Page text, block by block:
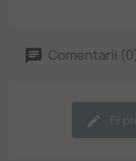
Comentarii
Fii